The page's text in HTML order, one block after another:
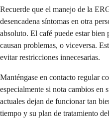
Recuerde que el manejo de la
desencadena síntomas en otra
absoluto. El café puede estar bien
causan problemas, o viceversa.
evitar restricciones innecesarias.
Manténgase en contacto regular
especialmente si nota cambios en
actuales dejan de funcionar tan
tiempo y su plan de tratamiento